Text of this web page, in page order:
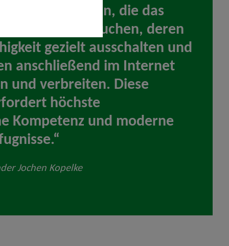
mit Tätern zu tun, die das
Opfer missbrauchen, deren
gezielt ausschalten und
anschließend im Internet
und verbreiten. Diese
höchste
Kompetenz und moderne
Jochen Kopelke